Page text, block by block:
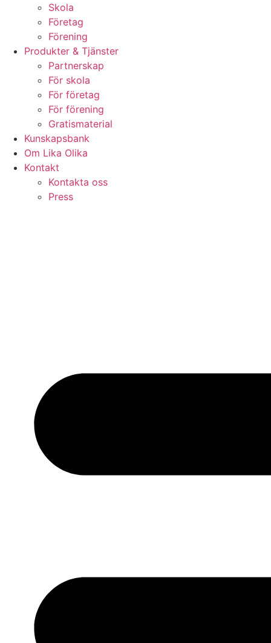
Skola
Företag
Förening
Produkter & Tjänster
Partnerskap
För skola
För företag
För förening
Gratismaterial
Kunskapsbank
Om Lika Olika
Kontakt
Kontakta oss
Press